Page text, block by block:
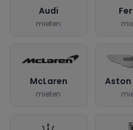
Audi
mieten
McLaren
mieten